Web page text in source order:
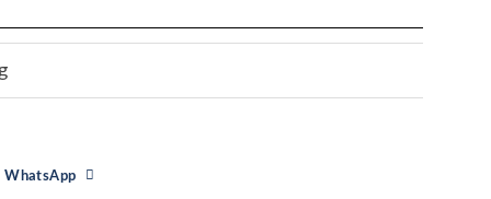
WhatsApp